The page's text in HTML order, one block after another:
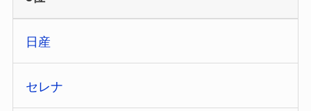
日産
セレナ